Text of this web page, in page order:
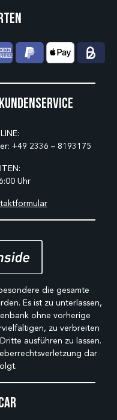
+49 2336 – 8193175
Uhr
die gesamte
Es ist zu unterlassen,
ohne vorherige
zu verbreiten
ausführen zu lassen.
dar